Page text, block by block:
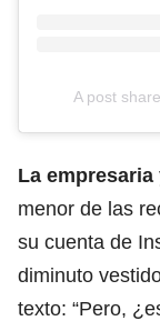
A post
La
menor de las
su cuenta de
diminuto
texto: “Pero,